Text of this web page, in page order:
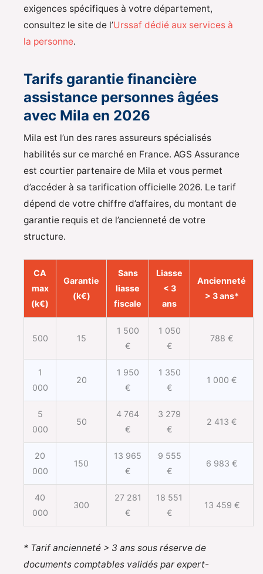
exigences spécifiques à votre département,
consultez le site de l’Urssaf dédié aux services à
la personne.
Tarifs garantie financière
assistance personnes âgées
avec Mila en 2026
Mila est l’un des rares assureurs spécialisés
habilités sur ce marché en France. AGS Assurance
est courtier partenaire de Mila et vous permet
d’accéder à sa tarification officielle 2026. Le tarif
dépend de votre chiffre d’affaires, du montant de
garantie requis et de l’ancienneté de votre
structure.
CA
max
(k€)
Garantie
(k€)
Sans
liasse
fiscale
Liasse
< 3
ans
Ancienneté
> 3 ans*
500 15
1 500
€
1 050
€
788 €
1
000
20
1 950
€
1 350
€
1 000 €
5
000
50
4 764
€
3 279
€
2 413 €
20
000
150
13 965
€
9 555
€
6 983 €
40
000
300
27 281
€
18 551
€
13 459 €
* Tarif ancienneté > 3 ans sous réserve de
documents comptables validés par expert-